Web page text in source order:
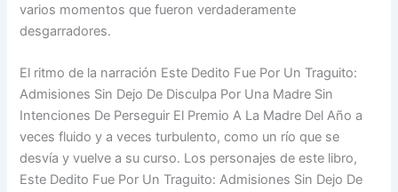
varios momentos que fueron verdaderamente
desgarradores.
El ritmo de la narración Este Dedito Fue Por Un Traguito:
Admisiones Sin Dejo De Disculpa Por Una Madre Sin
Intenciones De Perseguir El Premio A La Madre Del Año a
veces fluido y a veces turbulento, como un río que se
desvía y vuelve a su curso. Los personajes de este libro,
Este Dedito Fue Por Un Traguito: Admisiones Sin Dejo De